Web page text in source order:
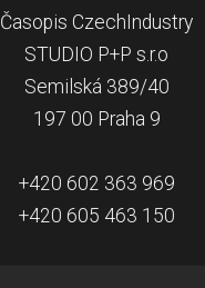
Časopis CzechIndustry
STUDIO P+P s.r.o
Semilská 389/40
197 00 Praha 9
+420 602 363 969
+420 605 463 150